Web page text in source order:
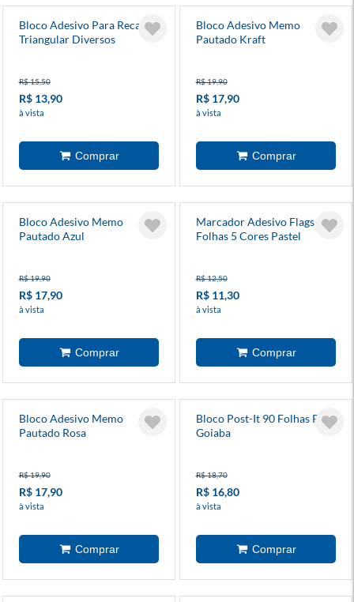
Bloco Adesivo Para Recados
Triangular Diversos
R$ 15,50
R$ 13,90
à vista
Bloco Adesivo Memo
Pautado Kraft
R$ 19,90
R$ 17,90
à vista
Bloco Adesivo Memo
Pautado Azul
R$ 19,90
R$ 17,90
à vista
Marcador Adesivo Flags 100
Folhas 5 Cores Pastel
R$ 12,50
R$ 11,30
à vista
Bloco Adesivo Memo
Pautado Rosa
R$ 19,90
R$ 17,90
à vista
Bloco Post-It 90 Folhas Rosa
Goiaba
R$ 18,70
R$ 16,80
à vista